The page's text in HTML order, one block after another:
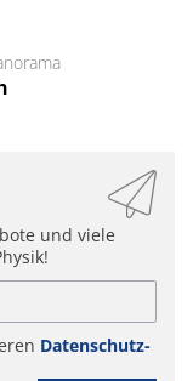
und viele
Datenschutz-